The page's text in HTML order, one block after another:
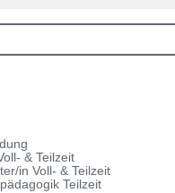
& Teilzeit
in Voll- & Teilzeit
Teilzeit